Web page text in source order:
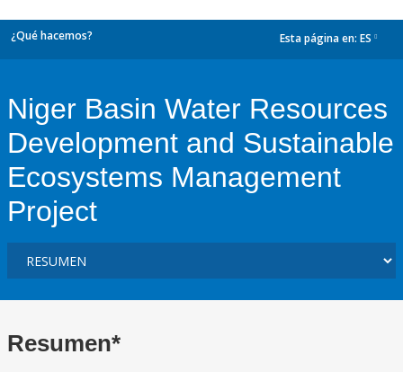
¿Qué hacemos? Esta página en: ES
Niger Basin Water Resources
Development and Sustainable
Ecosystems Management
Project
Resumen*